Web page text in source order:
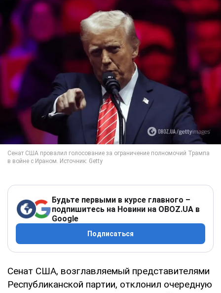
Будьте первыми в курсе главного –
подпишитесь на Новини на OBOZ.UA в
Google
Подписаться
Сенат США, возглавляемый представителями
Республиканской партии, отклонил очередную